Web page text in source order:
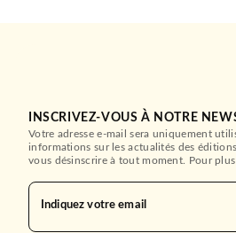
INSCRIVEZ-VOUS À NOTRE
Votre adresse e-mail sera uniquement
informations sur les actualités des
vous désinscrire à tout moment. Pour
Indiquez votre email